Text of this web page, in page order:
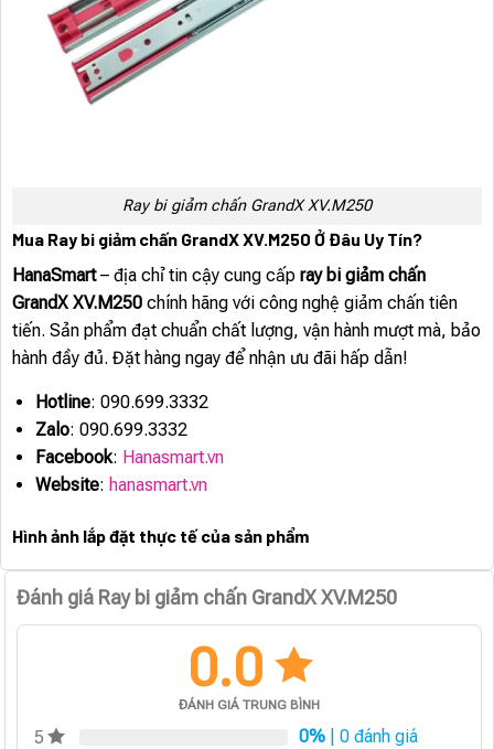
Ray bi giảm chấn GrandX XV.M250
Mua Ray bi giảm chấn GrandX XV.M250 Ở Đâu Uy Tín?
HanaSmart– địa chỉ tin cậy cung cấp ray bi giảm chấn
GrandX XV.M250 chính hãng với công nghệ giảm chấn tiên
tiến. Sản phẩm đạt chuẩn chất lượng, vận hành mượt mà, bảo
hành đầy đủ. Đặt hàng ngay để nhận ưu đãi hấp dẫn!
Hotline: 090.699.3332
Zalo: 090.699.3332
Facebook: Hanasmart.vn
Website: hanasmart.vn
Hình ảnh lắp đặt thực tế của sản phẩm
Đánh giá Ray bi giảm chấn GrandX XV.M250
0.0
ĐÁNH GIÁ TRUNG BÌNH
5 0% | 0 đánh giá